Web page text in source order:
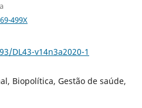
499X
DL43-v14n3a2020-1
Biopolítica, Gestão de saúde,